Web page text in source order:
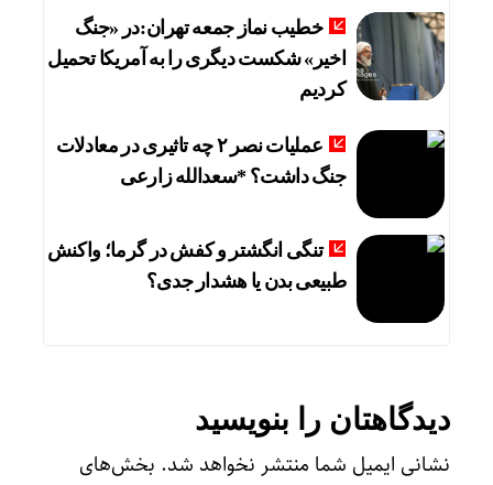
خطیب نماز جمعه تهران:در «جنگ
اخیر» شکست دیگری را به آمریکا تحمیل
کردیم
عملیات نصر ۲ چه تاثیری در معادلات
جنگ داشت؟ *سعدالله زارعی
تنگی انگشتر و کفش در گرما؛ واکنش
طبیعی بدن یا هشدار جدی؟
دیدگاهتان را بنویسید
نشانی ایمیل شما منتشر نخواهد شد. بخش‌های